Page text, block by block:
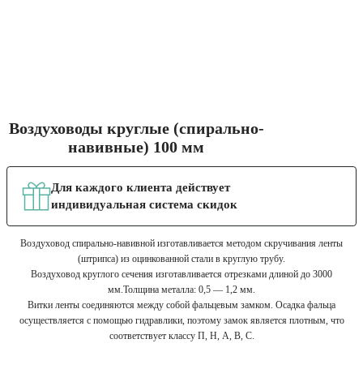
Воздуховоды круглые (спирально-
навивные) 100 мм
Для каждого клиента действует
индивидуальная система скидок
Воздуховод спирально-навивной изготавливается методом скручивания ленты
(штрипса) из оцинкованной стали в круглую трубу.
Воздуховод круглого сечения изготавливается отрезками длиной до 3000
мм.Толщина металла: 0,5 — 1,2 мм.
Витки ленты соединяются между собой фальцевым замком. Осадка фальца
осуществляется с помощью гидравлики, поэтому замок является плотным, что
соответствует классу П, Н, А, В, С.